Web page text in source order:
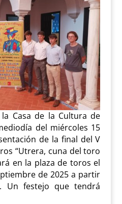
Casa de la Cultura de
del miércoles 15
de la final del V
“Utrera, cuna del toro
en la plaza de toros el
de 2025 a partir
Un festejo que tendrá